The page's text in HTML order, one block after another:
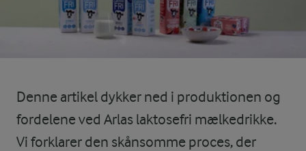
Denne artikel dykker ned i produktionen og
fordelene ved Arlas laktosefri mælkedrikke.
Vi forklarer den skånsomme proces, der